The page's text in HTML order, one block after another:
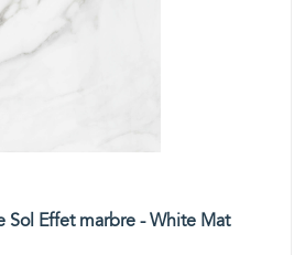
Sol Effet marbre - White Mat